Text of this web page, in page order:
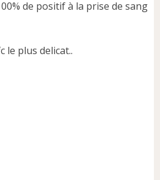
de positif à la prise de sang
le plus delicat..